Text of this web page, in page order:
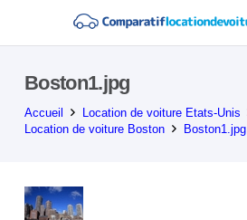
Boston1.jpg
Accueil
Location de voiture Etats-Unis
Location de voiture Boston
Boston1.jpg